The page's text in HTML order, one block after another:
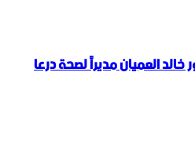
خالد العميان مديراً لصحة درعا